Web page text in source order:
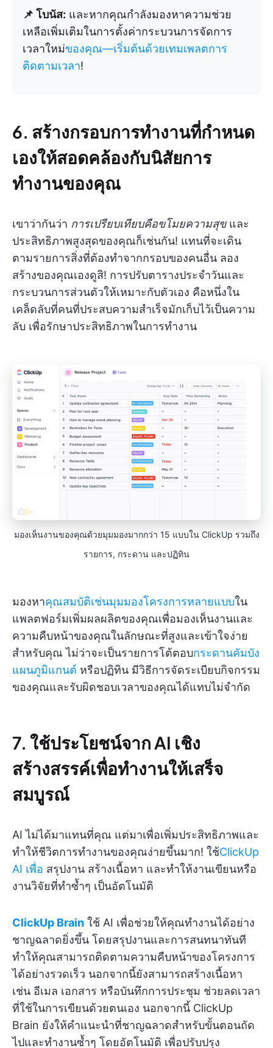
📌 โบนัส: และหากคุณกำลังมองหาความช่วย
เหลือเพิ่มเติมในการตั้งค่ากระบวนการจัดการ
เวลาใหม่ของคุณ—เริ่มต้นด้วยเทมเพลตการ
ติดตามเวลา!
6. สร้างกรอบการทำงานที่กำหนด
เองให้สอดคล้องกับนิสัยการ
ทำงานของคุณ
เขาว่ากันว่า การเปรียบเทียบคือขโมยความสุขและ
ประสิทธิภาพสูงสุดของคุณก็เช่นกัน! แทนที่จะเดิน
ตามรายการสิ่งที่ต้องทำจากกรอบของคนอื่น ลอง
สร้างของคุณเองดูสิ! การปรับตารางประจำวันและ
กระบวนการส่วนตัวให้เหมาะกับตัวเอง คือหนึ่งใน
เคล็ดลับที่คนที่ประสบความสำเร็จมักเก็บไว้เป็นความ
ลับ เพื่อรักษาประสิทธิภาพในการทำงาน
มองเห็นงานของคุณด้วยมุมมองมากกว่า 15 แบบใน ClickUp รวมถึง
รายการ, กระดาน และปฏิทิน
มองหาคุณสมบัติเช่นมุมมองโครงการหลายแบบใน
แพลตฟอร์มเพิ่มผลผลิตของคุณเพื่อมองเห็นงานและ
ความคืบหน้าของคุณในลักษณะที่สูงและเข้าใจง่าย
สำหรับคุณ ไม่ว่าจะเป็นรายการโต้ตอบกระดานคัมบัง
แผนภูมิแกนต์ หรือปฏิทิน มีวิธีการจัดระเบียบกิจกรรม
ของคุณและรับผิดชอบเวลาของคุณได้แทบไม่จำกัด
7. ใช้ประโยชน์จาก AI เชิง
สร้างสรรค์เพื่อทำงานให้เสร็จ
สมบูรณ์
AI ไม่ได้มาแทนที่คุณ แต่มาเพื่อเพิ่มประสิทธิภาพและ
ทำให้ชีวิตการทำงานของคุณง่ายขึ้นมาก! ใช้ClickUp
AI เพื่อ สรุปงาน สร้างเนื้อหา และทำให้งานเขียนหรือ
งานวิจัยที่ทำซ้ำๆ เป็นอัตโนมัติ
ClickUp Brain ใช้ AI เพื่อช่วยให้คุณทำงานได้อย่าง
ชาญฉลาดยิ่งขึ้น โดยสรุปงานและการสนทนาทันที
ทำให้คุณสามารถติดตามความคืบหน้าของโครงการ
ได้อย่างรวดเร็ว นอกจากนี้ยังสามารถสร้างเนื้อหา
เช่น อีเมล เอกสาร หรือบันทึกการประชุม ช่วยลดเวลา
ที่ใช้ในการเขียนด้วยตนเอง นอกจากนี้ ClickUp
Brain ยังให้คำแนะนำที่ชาญฉลาดสำหรับขั้นตอนถัด
ไปและทำงานซ้ำๆ โดยอัตโนมัติ เพื่อปรับปรุง